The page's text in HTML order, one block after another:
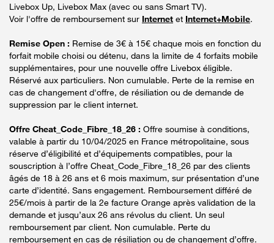
Livebox Up, Livebox Max (avec ou sans Smart TV).
Voir l'offre de remboursement sur Internet et Internet+Mobile.
Remise Open : Remise de 3€ à 15€ chaque mois en fonction du
forfait mobile choisi ou détenu, dans la limite de 4 forfaits mobile
supplémentaires, pour une nouvelle offre Livebox éligible.
Réservé aux particuliers. Non cumulable. Perte de la remise en
cas de changement d'offre, de résiliation ou de demande de
suppression par le client internet.
Offre Cheat_Code_Fibre_18_26 : Offre soumise à conditions,
valable à partir du 10/04/2025 en France métropolitaine, sous
réserve d’éligibilité et d’équipements compatibles, pour la
souscription à l’offre Cheat_Code_Fibre_18_26 par des clients
âgés de 18 à 26 ans et 6 mois maximum, sur présentation d’une
carte d’identité. Sans engagement. Remboursement différé de
25€/mois à partir de la 2e facture Orange après validation de la
demande et jusqu’aux 26 ans révolus du client. Un seul
remboursement par client. Non cumulable. Perte du
remboursement en cas de résiliation ou de changement d’offre.